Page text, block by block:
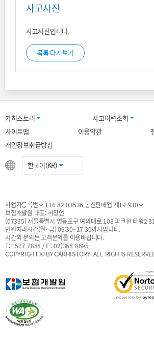
사고사진
사고사진입니다.
목록 다시보기
카히스토리 사고이력조회
사이트맵
이용약관
개인정보취급방침
한국어(KR)
사업자등록번호 116-82-03536 통신판매업 제19-930호
보험개발원 대표: 허창언
(07335) 서울특별시 영등포구 여의대로 108 파크원 타워2
민원처리시간(월~금) 09:30~17:30까지입니다.
시간외 문의는 고객문의를 이용바랍니다.
T: 1577-7888 / F : 02)368-8695
COPYRIGHT © BY CARHISTORY. ALL RIGHTS